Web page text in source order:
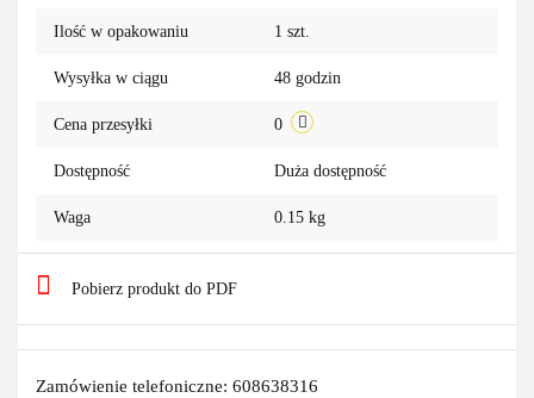
Ilość w opakowaniu 1 szt.
Wysyłka w ciągu 48 godzin
Cena przesyłki 0
Dostępność Duża dostępność
Waga 0.15 kg
Pobierz produkt do PDF
Zamówienie telefoniczne: 608638316